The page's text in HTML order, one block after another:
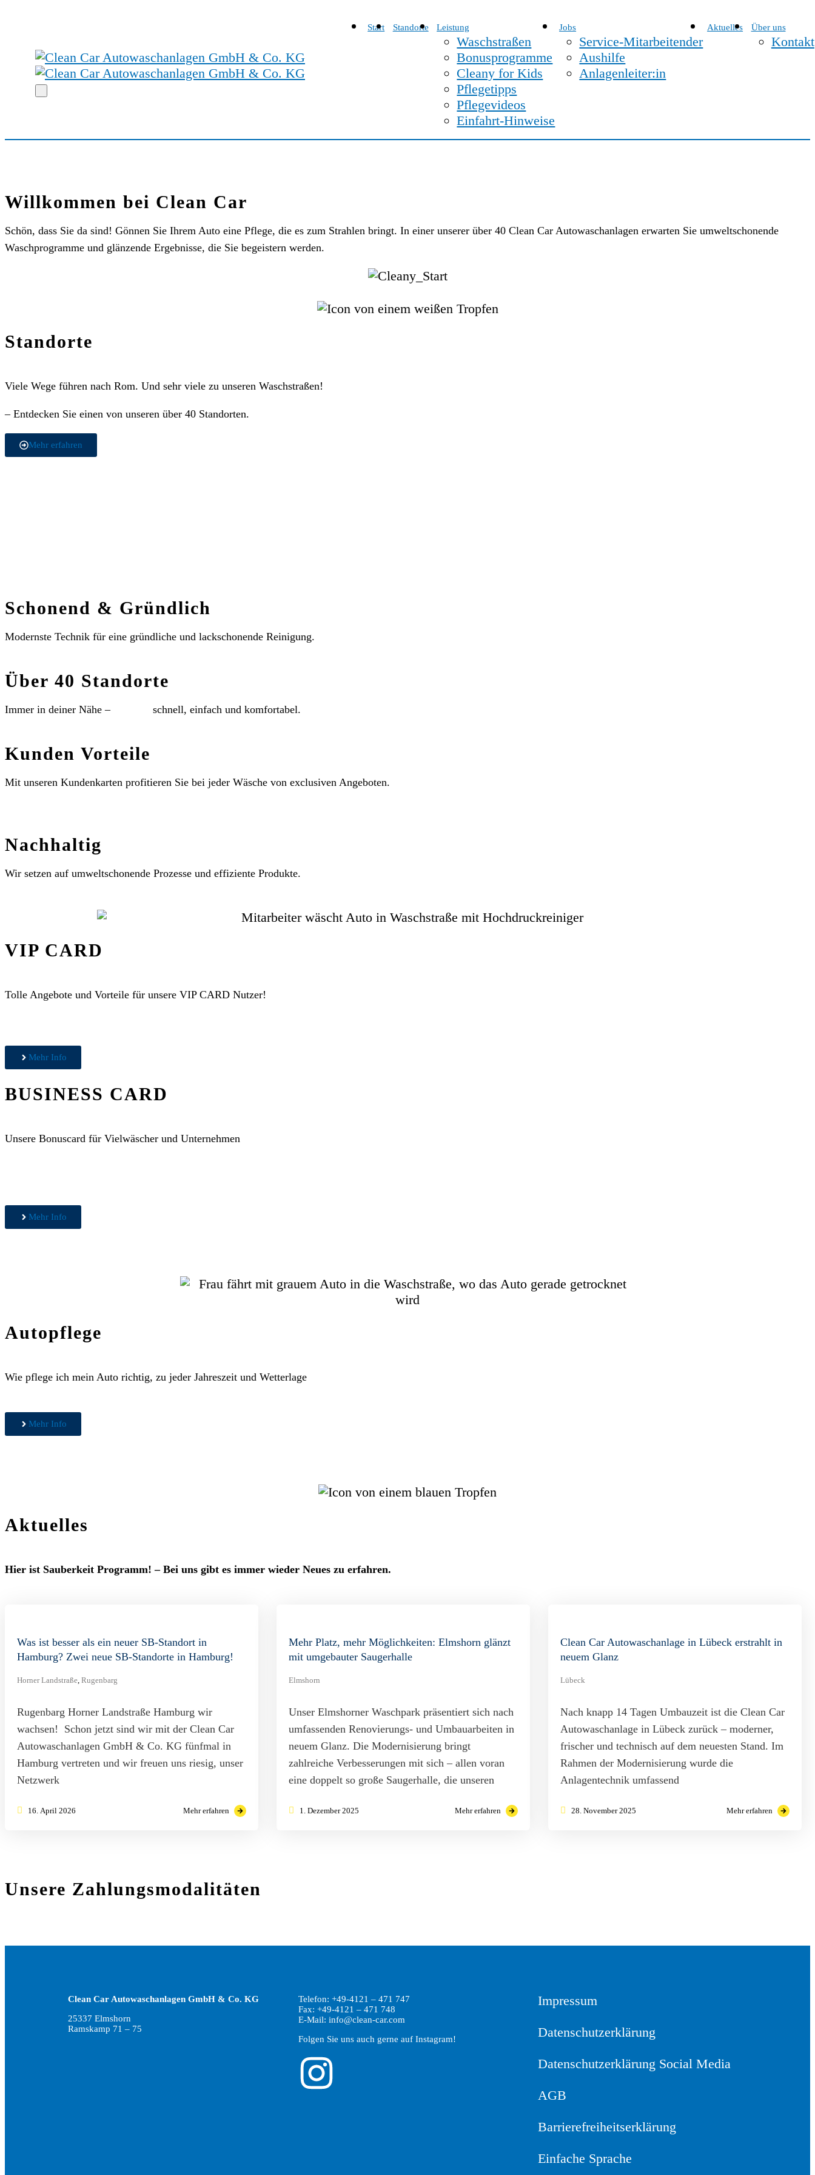
Start Standorte Leistung
Waschstraßen
Bonusprogramme
Cleany for Kids
Pflegetipps
Pflegevideos
Einfahrt-Hinweise
Jobs
Service-Mitarbeitender
Aushilfe
Anlagenleiter:in
Aktuelles Über uns
Kontakt
Willkommen bei Clean Car
Schön, dass Sie da sind! Gönnen Sie Ihrem Auto eine Pflege, die es zum Strahlen bringt. In einer unserer über 40 Clean Car Autowaschanlagen erwarten Sie umweltschonende
Waschprogramme und glänzende Ergebnisse, die Sie begeistern werden.
Standorte
Viele Wege führen nach Rom. Und sehr viele zu unseren Waschstraßen!
– Entdecken Sie einen von unseren über 40 Standorten.
Mehr erfahren
Schonend & Gründlich
Modernste Technik für eine gründliche und lackschonende Reinigung.
Über 40 Standorte
Immer in deiner Nähe – schnell, einfach und komfortabel.
Kunden Vorteile
Mit unseren Kundenkarten profitieren Sie bei jeder Wäsche von exclusiven Angeboten.
Nachhaltig
Wir setzen auf umweltschonende Prozesse und effiziente Produkte.
VIP CARD
Tolle Angebote und Vorteile für unsere VIP CARD Nutzer!
Mehr Info
BUSINESS CARD
Unsere Bonuscard für Vielwäscher und Unternehmen
Mehr Info
Autopflege
Wie pflege ich mein Auto richtig, zu jeder Jahreszeit und Wetterlage
Mehr Info
Aktuelles
Hier ist Sauberkeit Programm! – Bei uns gibt es immer wieder Neues zu erfahren.
Was ist besser als ein neuer SB-Standort in
Hamburg? Zwei neue SB-Standorte in Hamburg!
Horner Landstraße Rugenbarg
Rugenbarg Horner Landstraße Hamburg wir
wachsen! Schon jetzt sind wir mit der Clean Car
Autowaschanlagen GmbH & Co. KG fünfmal in
Hamburg vertreten und wir freuen uns riesig, unser
Netzwerk
16. April 2026 Mehr erfahren
Mehr Platz, mehr Möglichkeiten: Elmshorn glänzt
mit umgebauter Saugerhalle
Elmshorn
Unser Elmshorner Waschpark präsentiert sich nach
umfassenden Renovierungs- und Umbauarbeiten in
neuem Glanz. Die Modernisierung bringt
zahlreiche Verbesserungen mit sich – allen voran
eine doppelt so große Saugerhalle, die unseren
1. Dezember 2025 Mehr erfahren
Clean Car Autowaschanlage in Lübeck erstrahlt in
neuem Glanz
Lübeck
Nach knapp 14 Tagen Umbauzeit ist die Clean Car
Autowaschanlage in Lübeck zurück – moderner,
frischer und technisch auf dem neuesten Stand. Im
Rahmen der Modernisierung wurde die
Anlagentechnik umfassend
28. November 2025 Mehr erfahren
Unsere Zahlungsmodalitäten
Clean Car Autowaschanlagen GmbH & Co. KG
25337 Elmshorn
Ramskamp 71 – 75
Telefon: +49-4121 – 471 747
Fax: +49-4121 – 471 748
E-Mail: info@clean-car.com
Folgen Sie uns auch gerne auf Instagram!
Impressum
Datenschutzerklärung
Datenschutzerklärung Social Media
AGB
Barrierefreiheitserklärung
Einfache Sprache